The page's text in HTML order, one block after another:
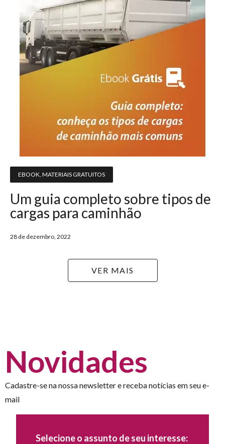
EBOOK MATERIAIS GRATUITOS
Um guia completo sobre tipos de
cargas para caminhão
28 de dezembro, 2022
VER MAIS
Novidades
Cadastre-se na nossa newsletter e receba notícias em seu e-
mail
Selecione o assunto de seu interesse: